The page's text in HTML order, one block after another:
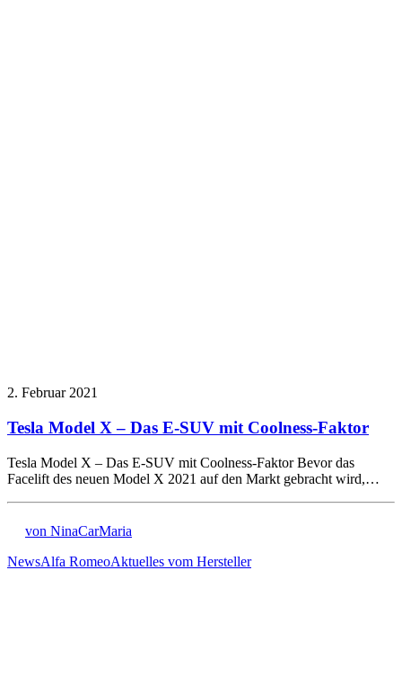
2. Februar 2021
Tesla Model X – Das E-SUV mit Coolness-Faktor
Tesla Model X – Das E-SUV mit Coolness-Faktor Bevor das
Facelift des neuen Model X 2021 auf den Markt gebracht wird,…
von NinaCarMaria
NewsAlfa RomeoAktuelles vom Hersteller